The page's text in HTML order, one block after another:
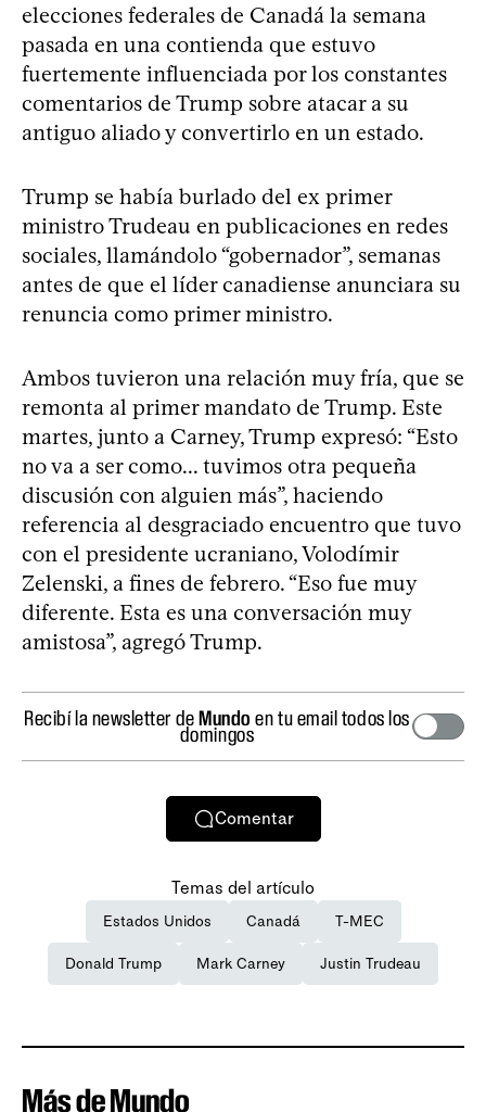
elecciones federales de Canadá la semana
pasada en una contienda que estuvo
fuertemente influenciada por los constantes
comentarios de Trump sobre atacar a su
antiguo aliado y convertirlo en un estado.
Trump se había burlado del ex primer
ministro Trudeau en publicaciones en redes
sociales, llamándolo “gobernador”, semanas
antes de que el líder canadiense anunciara su
renuncia como primer ministro.
Ambos tuvieron una relación muy fría, que se
remonta al primer mandato de Trump. Este
martes, junto a Carney, Trump expresó: “Esto
no va a ser como... tuvimos otra pequeña
discusión con alguien más”, haciendo
referencia al desgraciado encuentro que tuvo
con el presidente ucraniano, Volodímir
Zelenski, a fines de febrero. “Eso fue muy
diferente. Esta es una conversación muy
amistosa”, agregó Trump.
Recibí la newsletter deMundo en tu email todos los
domingos
Comentar
Temas del artículo
Estados Unidos Canadá T-MEC
Donald Trump Mark Carney Justin Trudeau
Más de Mundo